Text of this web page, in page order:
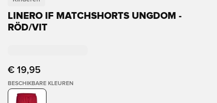
LINERO IF MATCHSHORTS UNGDOM -
RÖD/VIT
€ 19,95
BESCHIKBARE KLEUREN